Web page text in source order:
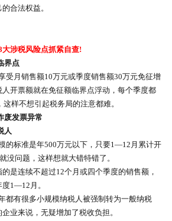
合法权益。
涉税风险点抓紧自查!
界点
受月销售额10万元或季度销售额30万元免征增
开票额就在免征额临界点浮动，每个季度都
样不想引起税务局的注意都难。
废发票异常
人
的标准是年500万元以下，只要1—12月累计开
没问题，这样想就大错特错了。
是连续不超过12个月或四个季度的销售额，
1—12月。
都有很多小规模纳税人被强制转为一般纳税
业来说，无疑增加了税收负担。